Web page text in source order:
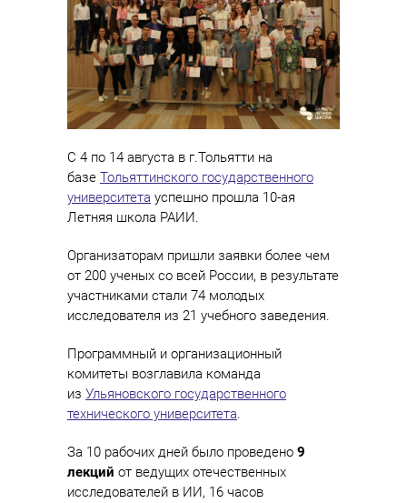
C 4 по 14 августа в г.Тольятти на
базе Тольяттинского государственного
университета успешно прошла 10-ая
Летняя школа РАИИ.
Организаторам пришли заявки более чем
от 200 ученых со всей России, в результате
участниками стали 74 молодых
исследователя из 21 учебного заведения.
Программный и организационный
комитеты возглавила команда
из Ульяновского государственного
технического университета.
За 10 рабочих дней было проведено 9
лекций от ведущих отечественных
исследователей в ИИ, 16 часов